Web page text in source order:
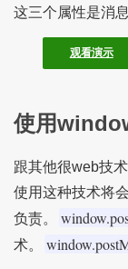
这三个属性是消
观看演示
使用
跟其他很web技
使用这种技术将
负责。
术。